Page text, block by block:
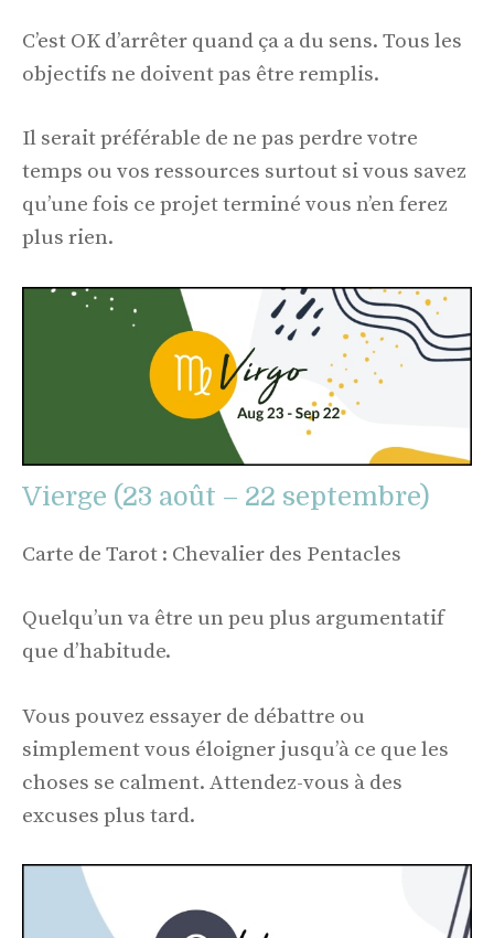
C’est OK d’arrêter quand ça a du sens. Tous les
objectifs ne doivent pas être remplis.
Il serait préférable de ne pas perdre votre
temps ou vos ressources surtout si vous savez
qu’une fois ce projet terminé vous n’en ferez
plus rien.
Vierge (23 août – 22 septembre)
Carte de Tarot : Chevalier des Pentacles
Quelqu’un va être un peu plus argumentatif
que d’habitude.
Vous pouvez essayer de débattre ou
simplement vous éloigner jusqu’à ce que les
choses se calment. Attendez-vous à des
excuses plus tard.